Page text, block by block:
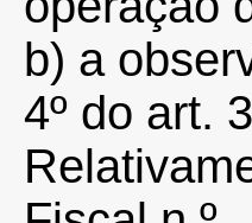
b) a
4º do art.